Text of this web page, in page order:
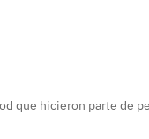
que hicieron parte de